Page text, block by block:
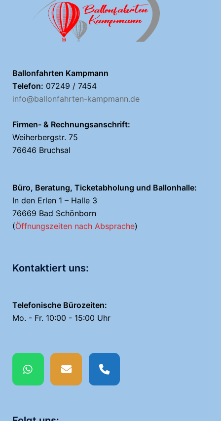
Ballonfahrten Kampmann
Telefon: 07249 / 7454
info@ballonfahrten-kampmann.de
Firmen- & Rechnungsanschrift:
Weiherbergstr. 75
76646 Bruchsal
Büro, Beratung, Ticketabholung und Ballonhalle:
In den Erlen 1 – Halle 3
76669 Bad Schönborn
(Öffnungszeiten nach Absprache)
Kontaktiert uns:
Telefonische Bürozeiten:
Mo. - Fr. 10:00 - 15:00 Uhr